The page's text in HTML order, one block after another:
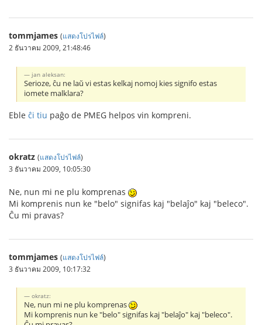
tommjames (แสดงโปรไฟล์)
2 ธันวาคม 2009, 21:48:46
jan aleksan:
Serioze, ĉu ne laŭ vi estas kelkaj nomoj kies signifo estas
iomete malklara?
Eble ĉi tiu paĝo de PMEG helpos vin kompreni.
okratz (แสดงโปรไฟล์)
3 ธันวาคม 2009, 10:05:30
Ne, nun mi ne plu komprenas
Mi komprenis nun ke "belo" signifas kaj "belaĵo" kaj "beleco".
Ĉu mi pravas?
tommjames (แสดงโปรไฟล์)
3 ธันวาคม 2009, 10:17:32
okratz:
Ne, nun mi ne plu komprenas
Mi komprenis nun ke "belo" signifas kaj "belaĵo" kaj "beleco".